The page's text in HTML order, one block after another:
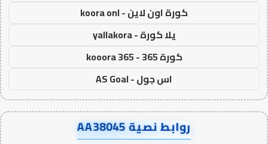
كورة اون لاين - koora onl
يلا كورة - yallakora
كورة 365 - kooora 365
اس جول - AS Goal
روابط نصية AA38045